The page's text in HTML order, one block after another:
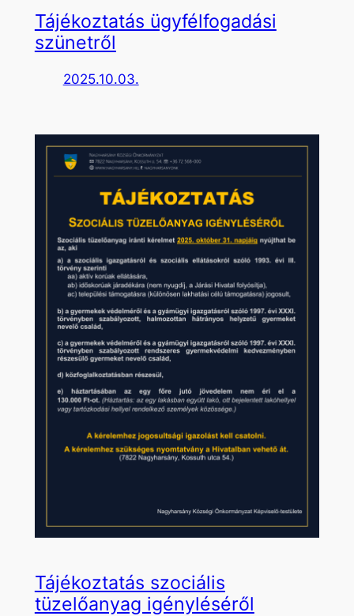
Tájékoztatás ügyfélfogadási
szünetről
2025.10.03.
Tájékoztatás szociális
tüzelőanyag igényléséről